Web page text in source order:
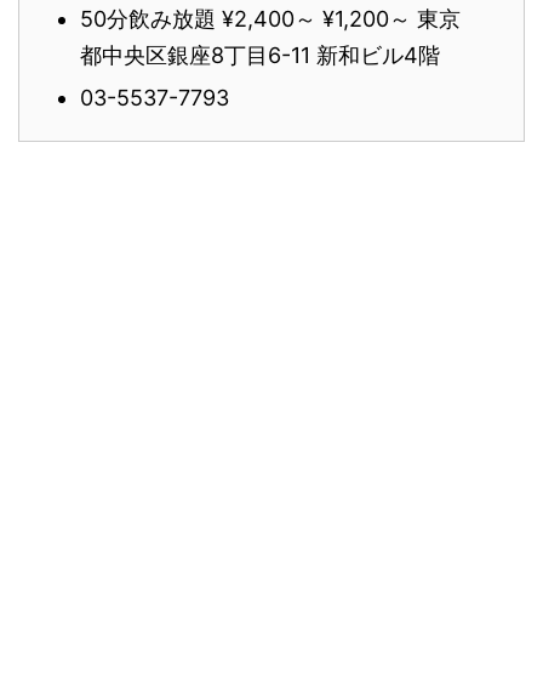
50分飲み放題 ¥2,400～ ¥1,200～ 東京
都中央区銀座8丁目6-11 新和ビル4階
03-5537-7793